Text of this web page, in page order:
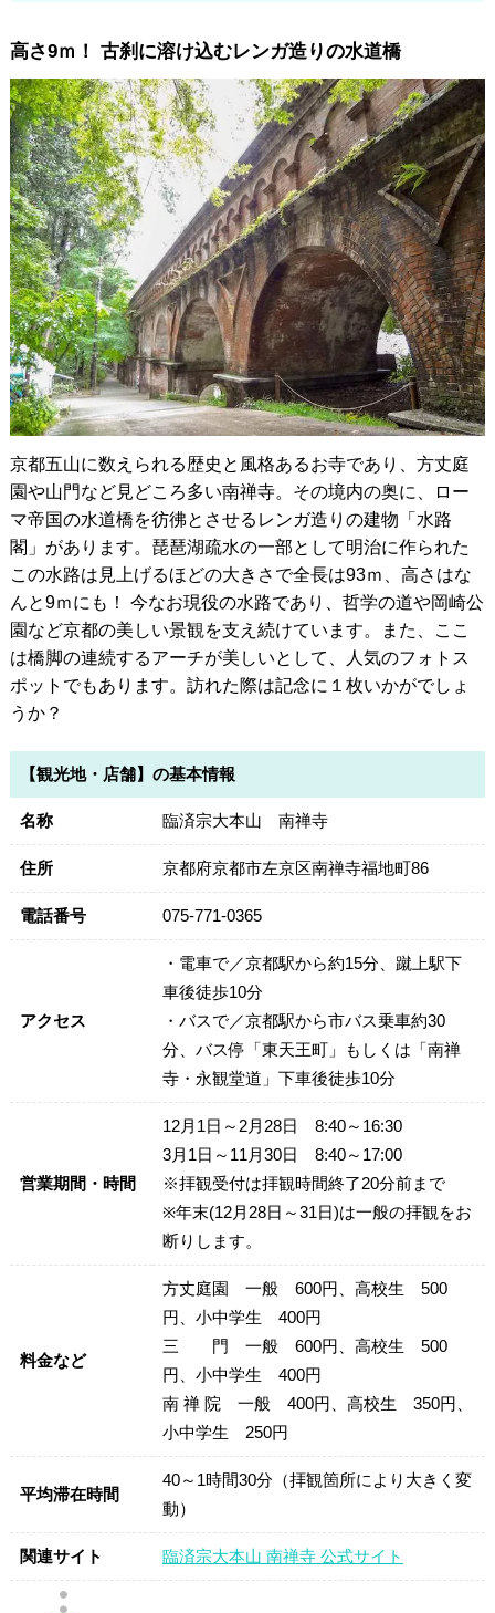
高さ9ｍ！ 古刹に溶け込むレンガ造りの水道橋
京都五山に数えられる歴史と風格あるお寺であり、方丈庭
園や山門など見どころ多い南禅寺。その境内の奥に、ロー
マ帝国の水道橋を彷彿とさせるレンガ造りの建物「水路
閣」があります。琵琶湖疏水の一部として明治に作られた
この水路は見上げるほどの大きさで全長は93ｍ、高さはな
んと9ｍにも！ 今なお現役の水路であり、哲学の道や岡崎公
園など京都の美しい景観を支え続けています。また、ここ
は橋脚の連続するアーチが美しいとして、人気のフォトス
ポットでもあります。訪れた際は記念に１枚いかがでしょ
うか？
【観光地・店舗】の基本情報
名称 臨済宗大本山 南禅寺
住所 京都府京都市左京区南禅寺福地町86
電話番号 075-771-0365
アクセス
・電車で／京都駅から約15分、蹴上駅下
車後徒歩10分
・バスで／京都駅から市バス乗車約30
分、バス停「東天王町」もしくは「南禅
寺・永観堂道」下車後徒歩10分
営業期間・時間
12月1日～2月28日 8:40～16:30
3月1日～11月30日 8:40～17:00
※拝観受付は拝観時間終了20分前まで
※年末(12月28日～31日)は一般の拝観をお
断りします。
料金など
方丈庭園 一般 600円、高校生 500
円、小中学生 400円
三 門 一般 600円、高校生 500
円、小中学生 400円
南 禅 院 一般 400円、高校生 350円、
小中学生 250円
平均滞在時間
40～1時間30分（拝観箇所により大きく変
動）
関連サイト 臨済宗大本山 南禅寺 公式サイト